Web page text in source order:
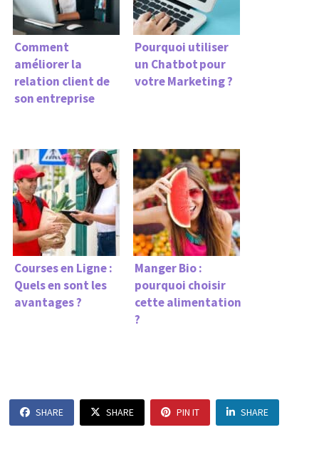
Comment
améliorer la
relation client de
son entreprise
Pourquoi utiliser
un Chatbot pour
votre Marketing ?
Courses en Ligne :
Quels en sont les
avantages ?
Manger Bio :
pourquoi choisir
cette alimentation
?
SHARE SHARE PIN IT SHARE